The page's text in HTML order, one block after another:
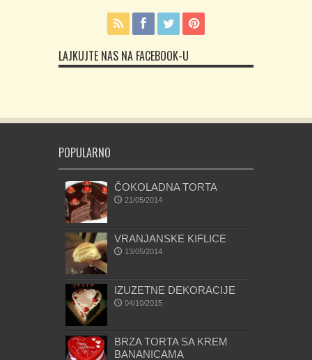
LAJKUJTE NAS NA FACEBOOK-U
POPULARNO
ČOKOLADNA TORTA
21/05/2014
VRANJANSKE KIFLICE
13/05/2014
IZUZETNE DEKORACIJE
04/10/2015
BRZA TORTA SA KREM
BANANICAMA